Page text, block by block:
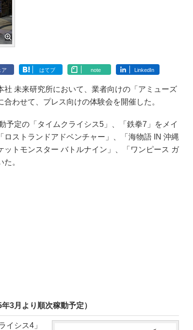
ア はてブ note LinkedIn
未来研究所において、業者向けの「アミューズ
わせて、プレス向けの体験会を開催した。
定の「タイムクライシス5」、「鉄拳7」をメイ
ストランドアドベンチャー」、「海物語 IN 沖縄
ットモンスター バトルナイン」、「ワンピース ガ
。
3月より順次稼動予定）
シス4」